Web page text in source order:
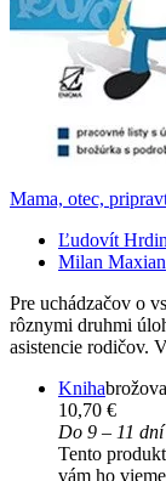
Mama, otec,
Ľudovít
Milan Maxian
Pre uchádzačov o
rôznymi druhmi
asistencie rodičov.
Kniha
10,70 €
Do 9 – 11 dní
Tento
vám ho